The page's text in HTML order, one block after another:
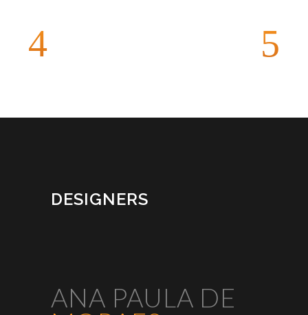
DESIGNERS
ANA PAULA DE